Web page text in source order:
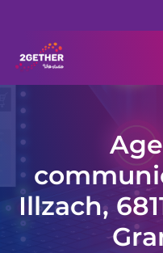
Illzach,